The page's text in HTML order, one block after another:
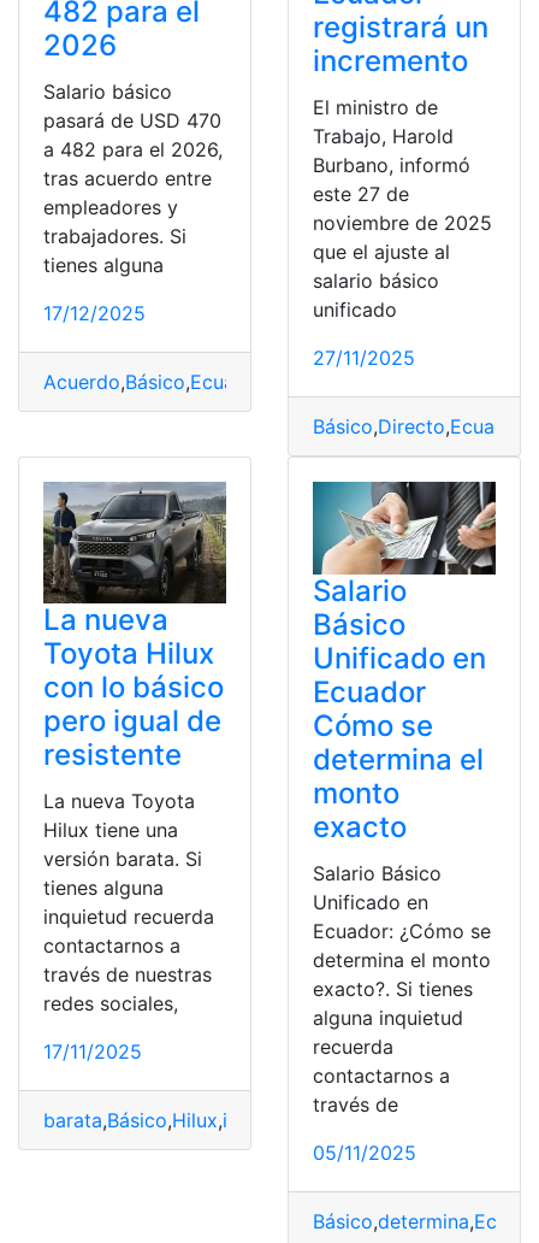
482 para el
2026
Salario básico
pasará de USD 470
a 482 para el 2026,
tras acuerdo entre
empleadores y
trabajadores. Si
tienes alguna
17/12/2025
Acuerdo,Básico,Ecuador
registrará un
incremento
El ministro de
Trabajo, Harold
Burbano, informó
este 27 de
noviembre de 2025
que el ajuste al
salario básico
unificado
27/11/2025
Básico,Directo,Ecuador
La nueva
Toyota Hilux
con lo básico
pero igual de
resistente
La nueva Toyota
Hilux tiene una
versión barata. Si
tienes alguna
inquietud recuerda
contactarnos a
través de nuestras
redes sociales,
17/11/2025
barata,Básico,Hilux,igual , pero Resistente
Salario
Básico
Unificado en
Ecuador
Cómo se
determina el
monto
exacto
Salario Básico
Unificado en
Ecuador: ¿Cómo se
determina el monto
exacto?. Si tienes
alguna inquietud
recuerda
contactarnos a
través de
05/11/2025
Básico,determina,